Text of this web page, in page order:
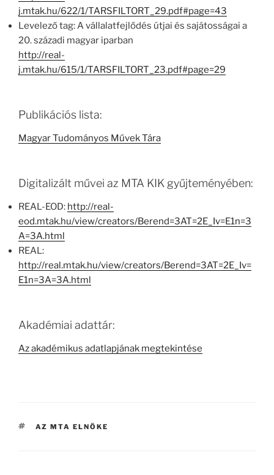
j.mtak.hu/622/1/TARSFILTORT_29.pdf#page=43
Levelező tag: A vállalatfejlődés útjai és sajátosságai a
20. századi magyar iparban
http://real-
j.mtak.hu/615/1/TARSFILTORT_23.pdf#page=29
Publikációs lista:
Magyar Tudományos Művek Tára
Digitalizált művei az MTA KIK gyűjteményében:
REAL-EOD: http://real-
eod.mtak.hu/view/creators/Berend=3AT=2E_Iv=E1n=3
A=3A.html
REAL:
http://real.mtak.hu/view/creators/Berend=3AT=2E_Iv=
E1n=3A=3A.html
Akadémiai adattár:
Az akadémikus adatlapjának megtekintése
CÍMKÉK
AZ MTA ELNÖKE